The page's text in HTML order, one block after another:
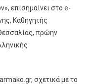
επισημαίνει στο e-
Καθηγητής
πρώην
σχετικά με το